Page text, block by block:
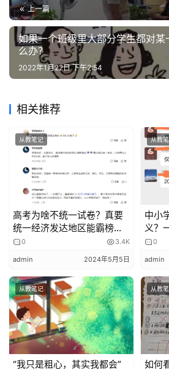
我
的
作
品
素
面对孩子不及格的分数，如果家长
平气和地帮助孩子寻找原因，就能
心，向父母坦白自己考不好的真正
习态度有关。孩子的学习态度靠外
为什么很多家长给孩子讲了不少道
上解决问题。
让孩子敞开心扉的关键是，父母不
孩子，这样容易让孩子丧失信心，
的是在头一次失败时就鼓励孩子，
信一切都是可以补救的。
反应三、看到进步和闪光点，肯定成
希望
法非常高明！我觉得值得推广！
为什么这么说呢？就我们大人来说，
点理由和借口？孩子肯定一样啊！你
里舒服么？他里心里头也不舒服！
上一篇
如果一个班级里大部分学生都对某
么办？
2022年1月22日 下午2:54
相关推荐
从教笔记
高考为啥不统一试卷？真要
统一经济发达地区能霸榜
么？
0 3.4K
admin 2024年5月5日
从教
中小
义？
效？
0
admin
从教笔记
“我只是粗心，其实我都会”
从教
如何